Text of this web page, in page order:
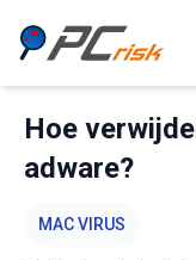
Hoe
adware?
MAC VIRUS